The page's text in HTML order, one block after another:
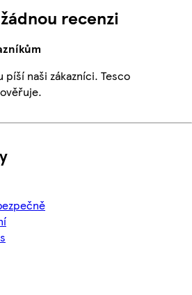
recenzi
píší naši zákazníci. Tesco